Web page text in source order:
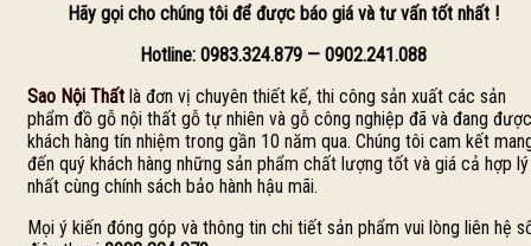
Hãy gọi cho chúng tôi để được báo giá và tư vấn tốt nhất !
Hotline: 0983.324.879 — 0902.241.088
Sao Nội Thất là đơn vị chuyên thiết kế, thi công sản xuất các sản
phẩm đồ gỗ nội thất gỗ tự nhiên và gỗ công nghiệp đã và đang được
khách hàng tín nhiệm trong gần 10 năm qua. Chúng tôi cam kết
đến quý khách hàng những sản phẩm chất lượng tốt và giá cả hợp lý
nhất cùng chính sách bảo hành hậu mãi.
Mọi ý kiến đóng góp và thông tin chi tiết sản phẩm vui lòng liên hệ